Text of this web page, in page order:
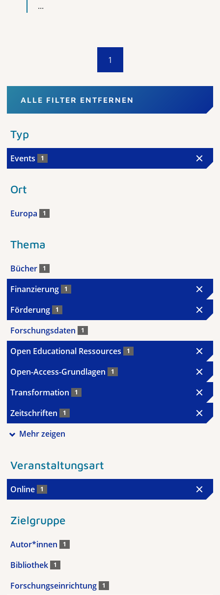
...
1
ALLE FILTER ENTFERNEN
Typ
Events 1
Ort
Europa 1
Thema
Bücher 1
Finanzierung 1
Förderung 1
Forschungsdaten 1
Open Educational Ressources 1
Open-Access-Grundlagen 1
Transformation 1
Zeitschriften 1
Mehr zeigen
Veranstaltungsart
Online 1
Zielgruppe
Autor*innen 1
Bibliothek 1
Forschungseinrichtung 1